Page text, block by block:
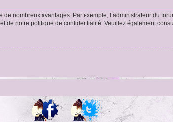
nombreux avantages. Par exemple, l’administrateur du
de notre politique de confidentialité. Veuillez également